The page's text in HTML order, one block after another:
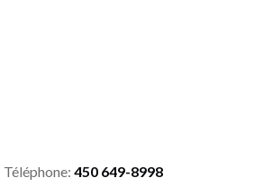
Téléphone: 450 649-8998